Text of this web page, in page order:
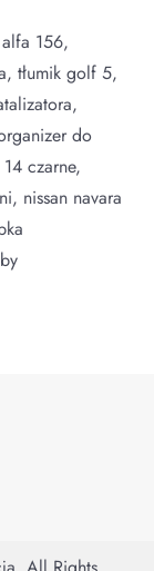
156,
tłumik golf 5,
do
czarne,
nissan navara